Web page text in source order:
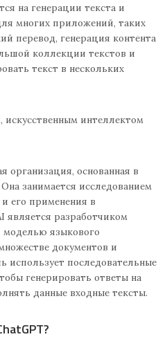
на генерации текста и
многих приложений, таких
перевод, генерация контента
коллекции текстов и
текст в нескольких
искусственным интеллектом
организация, основанная в
занимается исследованием
и его применения в
является разработчиком
моделью языкового
документов и
использует последовательные
генерировать ответы на
данные входные тексты.